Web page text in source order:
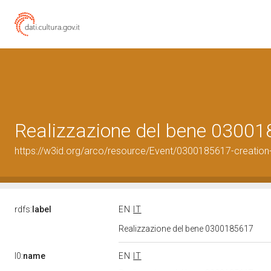
Realizzazione del bene
https://w3id.org/arco/resource/Event/0300185617-
rdfs: label EN
IT
Realizzazione del bene 0300185617
l0:name EN
IT